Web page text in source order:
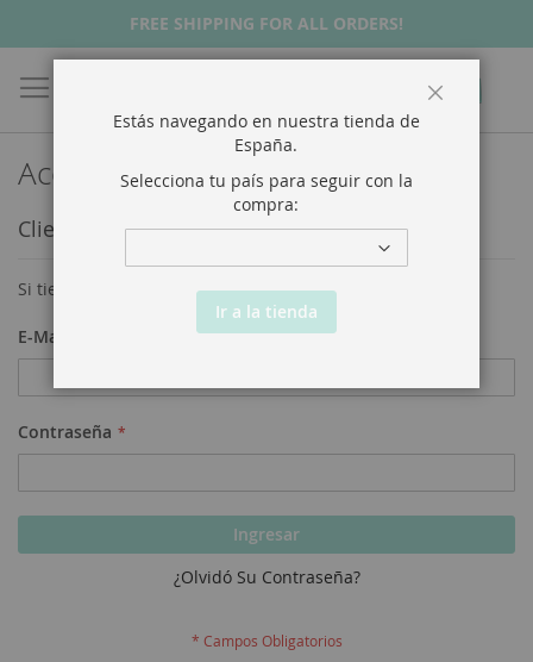
FREE SHIPPING FOR ALL ORDERS!
Buscar
Acceso a Clientes
Clientes Registrados
Si tiene una cuenta, ingrese con su dirección de email.
E-Mail
Contraseña
Ingresar
¿Olvidó Su Contraseña?
Estás navegando en nuestra tienda de
España.
Selecciona tu país para seguir con la
compra:
Ir a la tienda